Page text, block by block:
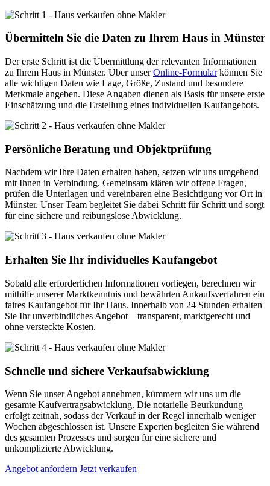
Übermitteln Sie die Daten zu Ihrem Haus in Münster
Der erste Schritt ist die Übermittlung der relevanten Informationen
zu Ihrem Haus in Münster. Über unserOnline-Formularkönnen Sie
alle wichtigen Daten wie Lage, Größe, Zustand und besondere
Merkmale angeben. Diese Angaben dienen als Basis für unsere erste
Einschätzung und die Erstellung eines individuellen Kaufangebots.
Persönliche Beratung und Objektprüfung
Nachdem wir Ihre Daten erhalten haben, setzen wir uns umgehend
mit Ihnen in Verbindung. Gemeinsam klären wir offene Fragen,
prüfen die Unterlagen und vereinbaren eine Besichtigung vor Ort in
Münster. Unser Team begleitet Sie dabei Schritt für Schritt und sorgt
für eine sichere und reibungslose Abwicklung.
Erhalten Sie Ihr individuelles Kaufangebot
Sobald alle erforderlichen Informationen vorliegen, berechnen wir
mithilfe unserer Marktkenntnis und bewährten Ankaufsverfahren ein
faires Kaufangebot für Ihr Haus. Innerhalb von 24 Stunden erhalten
Sie Ihr unverbindliches Angebot – transparent, marktgerecht und
ohne versteckte Kosten.
Schnelle und sichere Verkaufsabwicklung
Wenn Sie unser Angebot annehmen, kümmern wir uns um die
gesamte Kaufvertragsabwicklung. Die notarielle Beurkundung
erfolgt zeitnah, sodass der Verkauf in der Regel innerhalb weniger
Wochen abgeschlossen ist. Unsere Experten begleiten Sie während
des gesamten Prozesses und sorgen für eine sichere und
unkomplizierte Abwicklung.
Angebot anfordern Jetzt verkaufen